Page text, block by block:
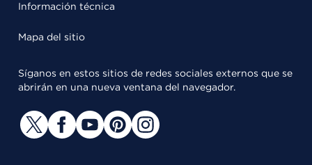
Información técnica
Mapa del sitio
Síganos en estos sitios de redes sociales externos que se
abrirán en una nueva ventana del navegador.